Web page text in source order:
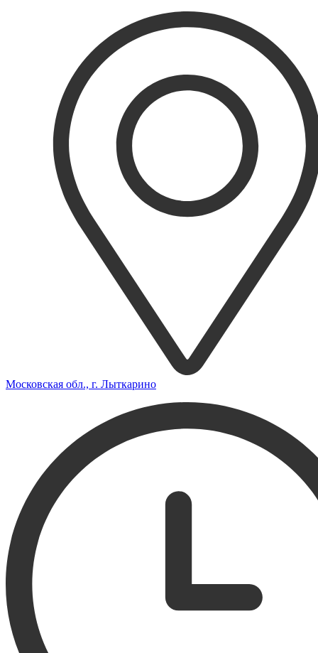
Московская обл., г. Лыткарино